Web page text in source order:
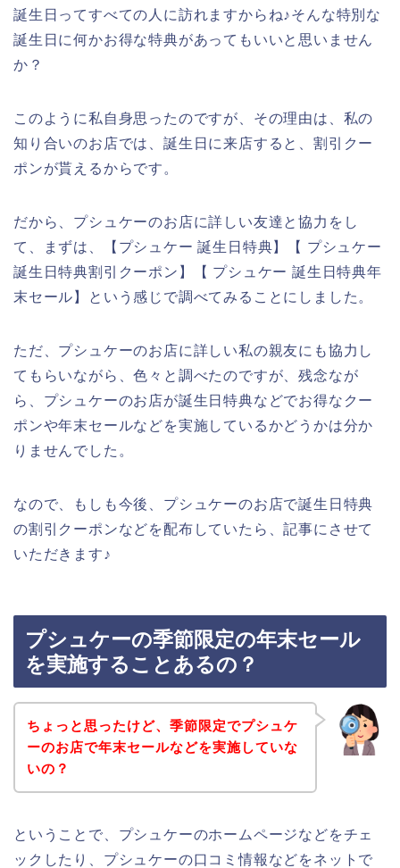
誕生日ってすべての人に訪れますからね♪そんな特別な
誕生日に何かお得な特典があってもいいと思いません
か？
このように私自身思ったのですが、その理由は、私の
知り合いのお店では、誕生日に来店すると、割引クー
ポンが貰えるからです。
だから、プシュケーのお店に詳しい友達と協力をし
て、まずは、【プシュケー 誕生日特典】【 プシュケー
誕生日特典割引クーポン】【 プシュケー 誕生日特典年
末セール】という感じで調べてみることにしました。
ただ、プシュケーのお店に詳しい私の親友にも協力し
てもらいながら、色々と調べたのですが、残念なが
ら、プシュケーのお店が誕生日特典などでお得なクー
ポンや年末セールなどを実施しているかどうかは分か
りませんでした。
なので、もしも今後、プシュケーのお店で誕生日特典
の割引クーポンなどを配布していたら、記事にさせて
いただきます♪
プシュケーの季節限定の年末セール
を実施することあるの？
ちょっと思ったけど、季節限定でプシュケ
ーのお店で年末セールなどを実施していな
いの？
ということで、プシュケーのホームページなどをチェ
ックしたり、プシュケーの口コミ情報などをネットで